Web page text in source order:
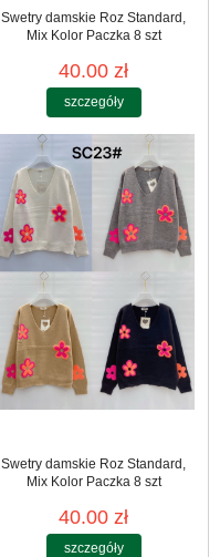
Swetry damskie Roz Standard,
Mix Kolor Paczka 8 szt
40.00 zł
szczegóły
Swetry damskie Roz Standard,
Mix Kolor Paczka 8 szt
40.00 zł
szczegóły